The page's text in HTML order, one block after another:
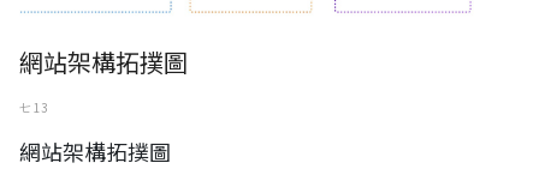
網站架構拓撲圖
七 13
網站架構拓撲圖